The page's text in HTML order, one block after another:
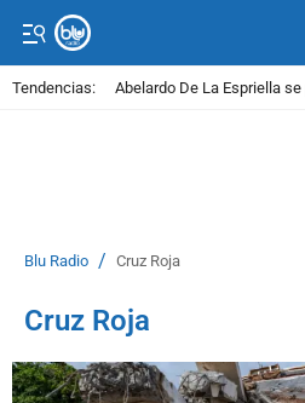
Tendencias: Abelardo De La Espriella
Blu Radio / Cruz Roja
Cruz Roja